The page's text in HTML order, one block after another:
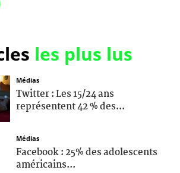
les plus lus
Médias
Twitter : Les 15/24 ans
représentent 42 % des...
Médias
Facebook : 25% des adolescents
américains...